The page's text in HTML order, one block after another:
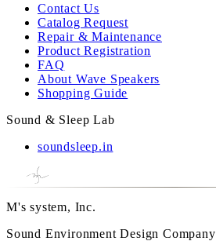
Contact Us
Catalog Request
Repair & Maintenance
Product Registration
FAQ
About Wave Speakers
Shopping Guide
Sound & Sleep Lab
soundsleep.in
M's system, Inc.
Sound Environment Design Company